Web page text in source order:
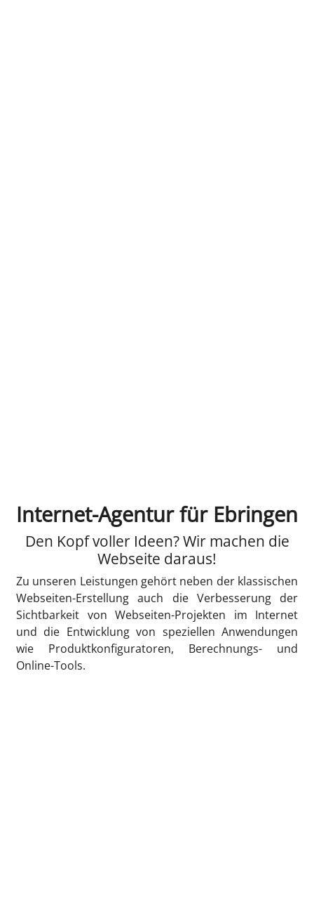
Internet-Agentur für Ebringen
Den Kopf voller Ideen? Wir machen die
Webseite daraus!
Zu unseren Leistungen gehört neben der klassischen
Webseiten-Erstellung auch die Verbesserung der
Sichtbarkeit von Webseiten-Projekten im Internet
und die Entwicklung von speziellen Anwendungen
wie Produktkonfiguratoren, Berechnungs- und
Online-Tools.